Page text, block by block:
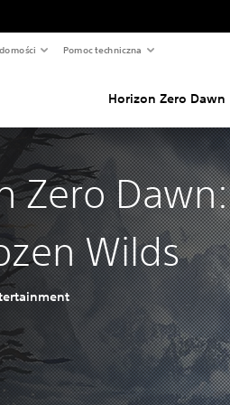
Pomoc techniczna
Horizon Zero Dawn
Zero Dawn:
Wilds